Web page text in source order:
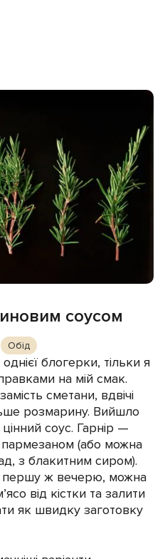
соусом
Обід
блогерки, тільки я
на мій смак.
сметани, вдвічі
розмарину. Вийшло
соус. Гарнір —
(або можна
з блакитним сиром).
першу ж вечерю, можна
від кістки та залити
як швидку заготовку